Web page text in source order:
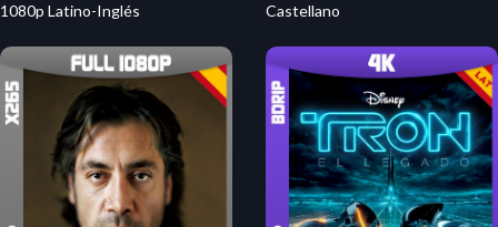
1080p Latino-Inglés
Castellano